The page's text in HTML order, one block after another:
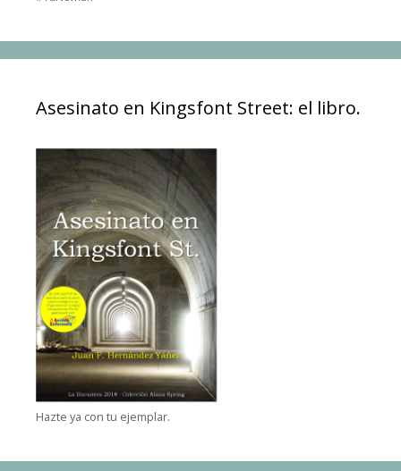
Asesinato en Kingsfont Street: el libro.
Hazte ya con tu ejemplar.